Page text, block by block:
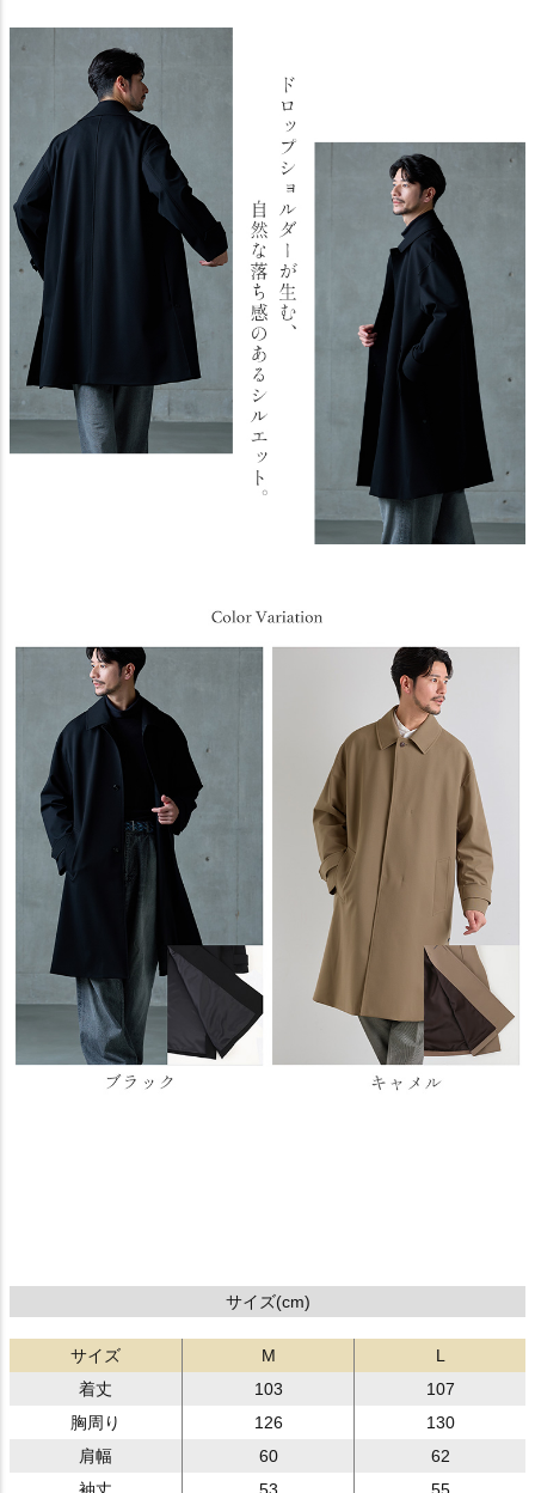
サイズ(cm)
サイズ M
L
着丈
103
107
胸周り
126
130
肩幅
60
62